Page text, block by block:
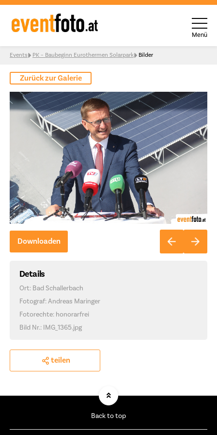
Skip to content
Menü
Events PK – Baubeginn Eurothermen Solarpark Bilder
Zurück zur Galerie
Downloaden
Details
Ort: Bad Schallerbach
Fotograf: Andreas Maringer
Fotorechte: honorarfrei
Bild Nr.: IMG_1365.jpg
teilen
Back to top